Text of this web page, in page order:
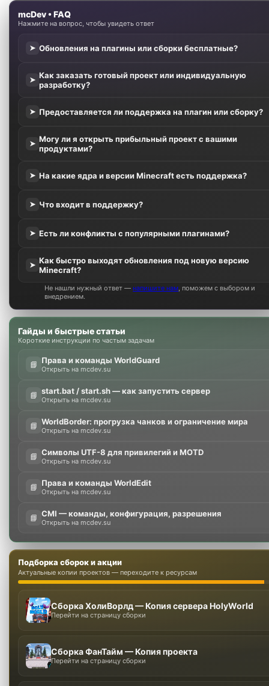
mcDev • FAQ
Нажмите на вопрос, чтобы увидеть ответ
➤ Обновления на плагины или сборки бесплатные?
➤ Как заказать готовый проект или индивидуальную
разработку?
➤ Предоставляется ли поддержка на плагин или сборку?
➤ Могу ли я открыть прибыльный проект с вашими
продуктами?
➤ На какие ядра и версии Minecraft есть поддержка?
➤ Что входит в поддержку?
➤ Есть ли конфликты с популярными плагинами?
➤ Как быстро выходят обновления под новую версию
Minecraft?
Не нашли нужный ответ —напишите нам , поможем с выбором и
внедрением.
Гайды и быстрые статьи
Короткие инструкции по частым задачам
📘 Права и команды WorldGuard
Открыть на mcdev.su
📘 start.bat / start.sh — как запустить сервер
Открыть на mcdev.su
📘 WorldBorder: прогрузка чанков и ограничение мира
Открыть на mcdev.su
📘 Символы UTF-8 для привилегий и MOTD
Открыть на mcdev.su
📘 Права и команды WorldEdit
Открыть на mcdev.su
📘 CMI — команды, конфигурация, разрешения
Открыть на mcdev.su
Подборка сборок и акции
Актуальные копии проектов — переходите к ресурсам
Сборка ХолиВорлд — Копия сервера HolyWorld
Перейти на страницу сборки
Сборка ФанТайм — Копия проекта
Перейти на страницу сборки